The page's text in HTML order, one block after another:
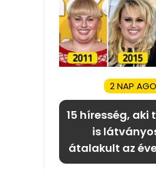
2 NAP AGO
15 híresség, aki
is
átalakult az